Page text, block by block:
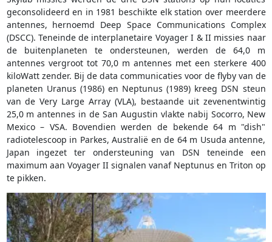
geconsolideerd en in 1981 beschikte elk station over meerdere
antennes, hernoemd Deep Space Communications Complex
(DSCC). Teneinde de interplanetaire Voyager I & II missies naar
de buitenplaneten te ondersteunen, werden de 64,0 m
antennes vergroot tot 70,0 m antennes met een sterkere 400
kiloWatt zender. Bij de data communicaties voor de flyby van de
planeten Uranus (1986) en Neptunus (1989) kreeg DSN steun
van de Very Large Array (VLA), bestaande uit zevenentwintig
25,0 m antennes in de San Augustin vlakte nabij Socorro, New
Mexico – VSA. Bovendien werden de bekende 64 m "dish"
radiotelescoop in Parkes, Australië en de 64 m Usuda antenne,
Japan ingezet ter ondersteuning van DSN teneinde een
maximum aan Voyager II signalen vanaf Neptunus en Triton op
te pikken.